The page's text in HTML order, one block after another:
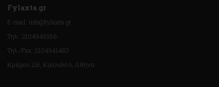
Fylaxta.gr
E-mail: info@fylaxta.gr
Τηλ.: 2104946166
Τηλ./Fax: 2104941483
Κρέμου 116, Καλλιθέα, Αθήνα